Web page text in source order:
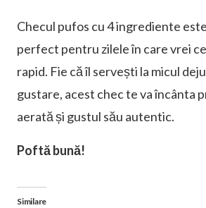
Checul pufos cu 4 ingrediente
perfect pentru zilele în care vrei
rapid. Fie că îl servești la micul
gustare, acest chec te va încânta
aerată și gustul său autentic.
Poftă bună!
Similare